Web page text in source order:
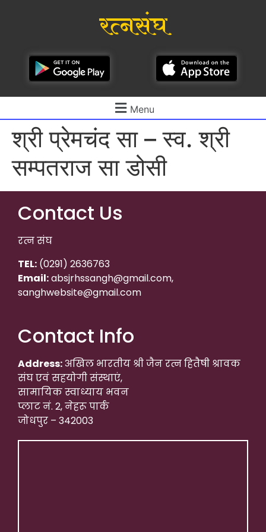
रत्नसंघ
Menu
श्री प्रेमचंद सा – स्व. श्री
सम्पतराज सा डोसी
Contact Us
रत्न संघ
TEL: (0291) 2636763
Email:absjrhssangh@gmail.com,
sanghwebsite@gmail.com
Contact Info
Address:अखिल भारतीय श्री जैन रत्न हितैषी श्रावक
संघ एवं सहयोगी संस्थाएं,
सामायिक स्वाध्याय भवन
प्लाट नं. 2, नेहरू पार्क
जोधपुर – 342003